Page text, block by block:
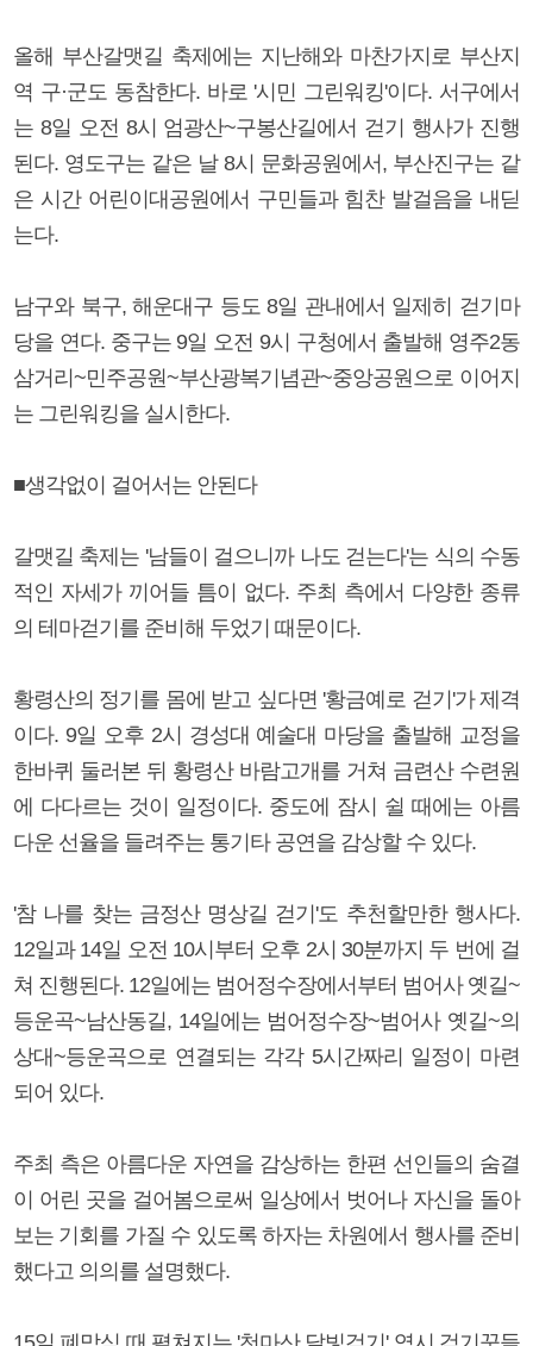
올해 부산갈맷길 축제에는 지난해와 마찬가지로 부산지
역 구·군도 동참한다. 바로 '시민 그린워킹'이다. 서구에서
는 8일 오전 8시 엄광산~구봉산길에서 걷기 행사가 진행
된다. 영도구는 같은 날 8시 문화공원에서, 부산진구는 같
은 시간 어린이대공원에서 구민들과 힘찬 발걸음을 내딛
는다.
남구와 북구, 해운대구 등도 8일 관내에서 일제히 걷기마
당을 연다. 중구는 9일 오전 9시 구청에서 출발해 영주2동
삼거리~민주공원~부산광복기념관~중앙공원으로 이어지
는 그린워킹을 실시한다.
■생각없이 걸어서는 안된다
갈맷길 축제는 '남들이 걸으니까 나도 걷는다'는 식의 수동
적인 자세가 끼어들 틈이 없다. 주최 측에서 다양한 종류
의 테마걷기를 준비해 두었기 때문이다.
황령산의 정기를 몸에 받고 싶다면 '황금예로 걷기'가 제격
이다. 9일 오후 2시 경성대 예술대 마당을 출발해 교정을
한바퀴 둘러본 뒤 황령산 바람고개를 거쳐 금련산 수련원
에 다다르는 것이 일정이다. 중도에 잠시 쉴 때에는 아름
다운 선율을 들려주는 통기타 공연을 감상할 수 있다.
'참 나를 찾는 금정산 명상길 걷기'도 추천할만한 행사다.
12일과 14일 오전 10시부터 오후 2시 30분까지 두 번에 걸
쳐 진행된다. 12일에는 범어정수장에서부터 범어사 옛길~
등운곡~남산동길, 14일에는 범어정수장~범어사 옛길~의
상대~등운곡으로 연결되는 각각 5시간짜리 일정이 마련
되어 있다.
주최 측은 아름다운 자연을 감상하는 한편 선인들의 숨결
이 어린 곳을 걸어봄으로써 일상에서 벗어나 자신을 돌아
보는 기회를 가질 수 있도록 하자는 차원에서 행사를 준비
했다고 의의를 설명했다.